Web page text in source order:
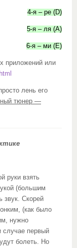
4-я – ре (D)
5-я – ля (A)
6-я – ми (E)
приложений или
лень его
тюнер —
руки взять
(большим
звук. Скорей
(как было
нужно
случае первый
болеть. Но